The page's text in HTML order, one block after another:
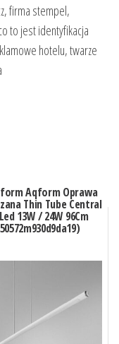
firma stempel,
to jest identyfikacja
hotelu, twarze
Aqform Oprawa
Thin Tube Central
13W / 24W 96Cm